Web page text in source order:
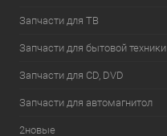
Запчасти для ТВ
Запчасти для бытовой техники
Запчасти для CD, DVD
Запчасти для автомагнитол
2новые